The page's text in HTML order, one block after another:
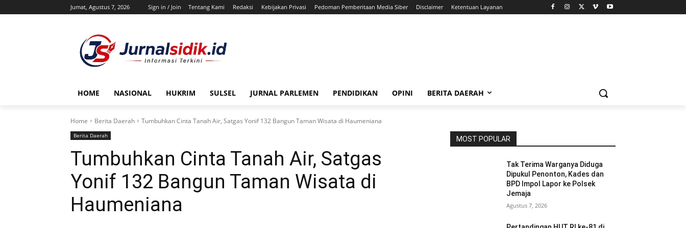
Jumat, Agustus 7, 2026 Sign in / Join Tentang Kami Redaksi Kebijakan Privasi Pedoman Pemberitaan Media Siber Disclaimer Ketentuan Layanan
HOME NASIONAL HUKRIM SULSEL JURNAL PARLEMEN PENDIDIKAN OPINI BERITA DAERAH
Home Berita Daerah Tumbuhkan Cinta Tanah Air, Satgas Yonif 132 Bangun Taman Wisata di Haumeniana
Berita Daerah
Tumbuhkan Cinta Tanah Air, Satgas
Yonif 132 Bangun Taman Wisata di
Haumeniana
MOST POPULAR
Tak Terima Warganya Diduga
Dipukul Penonton, Kades dan
BPD Impol Lapor ke Polsek
Jemaja
Agustus 7, 2026